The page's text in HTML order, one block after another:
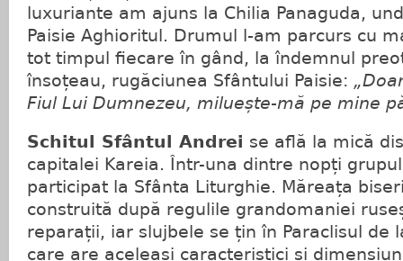
luxuriante am ajuns la Chilia Panaguda,
Paisie Aghioritul. Drumul l-am parcurs cu
tot timpul fiecare în gând, la îndemnul
însoțeau, rugăciunea Sfântului Paisie:
Fiul Lui Dumnezeu, miluește-mă pe mine
Schitul Sfântul Andrei se află la mică
capitalei Kareia. Într-una dintre nopți
participat la Sfânta Liturghie. Măreața
construită după regulile grandomaniei
reparații, iar slujbele se țin în Paraclisul de
care are aceleași caracteristici și